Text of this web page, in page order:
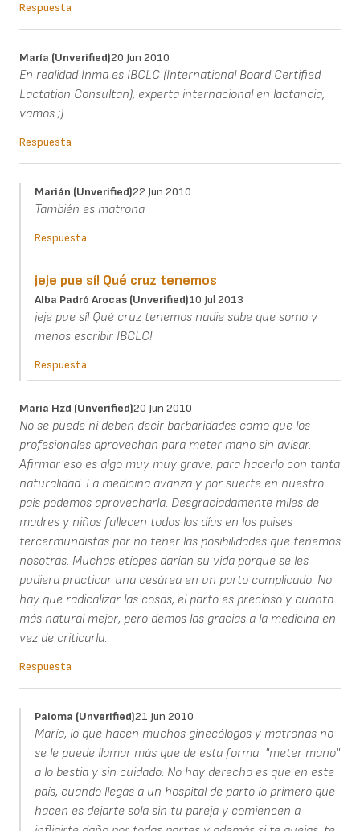
Respuesta
María (unverified)20 Jun 2010
En realidad Inma es IBCLC (International Board Certified
Lactation Consultan), experta internacional en lactancia,
vamos ;)
Respuesta
Marián (unverified)22 Jun 2010
También es matrona
Respuesta
jeje pue sí! Qué cruz tenemos
Alba Padró Arocas (unverified)10 Jul 2013
jeje pue sí! Qué cruz tenemos nadie sabe que somo y
menos escribir IBCLC!
Respuesta
Maria Hzd (unverified)20 Jun 2010
No se puede ni deben decir barbaridades como que los
profesionales aprovechan para meter mano sin avisar.
Afirmar eso es algo muy muy grave, para hacerlo con tanta
naturalidad. La medicina avanza y por suerte en nuestro
pais podemos aprovecharla. Desgraciadamente miles de
madres y niños fallecen todos los días en los paises
tercermundistas por no tener las posibilidades que tenemos
nosotras. Muchas etíopes darían su vida porque se les
pudiera practicar una cesárea en un parto complicado. No
hay que radicalizar las cosas, el parto es precioso y cuanto
más natural mejor, pero demos las gracias a la medicina en
vez de criticarla.
Respuesta
Paloma (unverified)21 Jun 2010
María, lo que hacen muchos ginecólogos y matronas no
se le puede llamar más que de esta forma: "meter mano"
a lo bestia y sin cuidado. No hay derecho es que en este
país, cuando llegas a un hospital de parto lo primero que
hacen es dejarte sola sin tu pareja y comiencen a